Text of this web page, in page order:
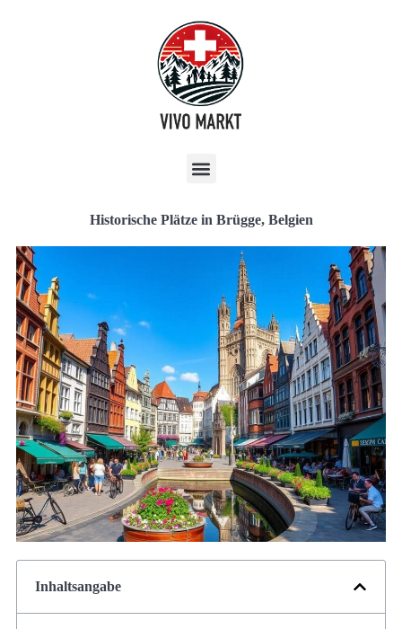
Historische Plätze in Brügge, Belgien
Inhaltsangabe